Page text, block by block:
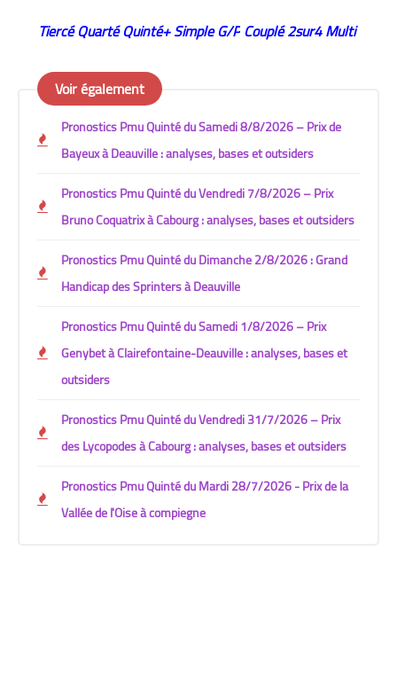
Tiercé Quarté Quinté+Simple G/PCouplé2sur4Multi
Voir également
Pronostics Pmu Quinté du Samedi 8/8/2026 – Prix de
Bayeux à Deauville : analyses, bases et outsiders
Pronostics Pmu Quinté du Vendredi 7/8/2026 – Prix
Bruno Coquatrix à Cabourg : analyses, bases et outsiders
Pronostics Pmu Quinté du Dimanche 2/8/2026 : Grand
Handicap des Sprinters à Deauville
Pronostics Pmu Quinté du Samedi 1/8/2026 – Prix
Genybet à Clairefontaine-Deauville : analyses, bases et
outsiders
Pronostics Pmu Quinté du Vendredi 31/7/2026 – Prix
des Lycopodes à Cabourg : analyses, bases et outsiders
Pronostics Pmu Quinté du Mardi 28/7/2026 - Prix de la
Vallée de l'Oise à compiegne